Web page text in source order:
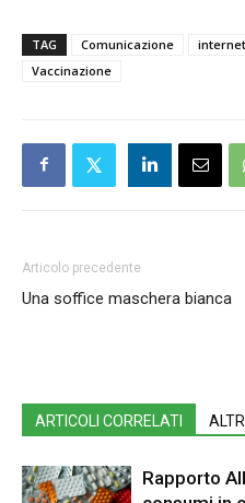
TAG Comunicazione internet
Vaccinazione
Articolo precedente
Una soffice maschera bianca
ARTICOLI CORRELATI
Rapporto